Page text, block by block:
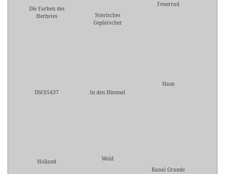
Die Farben des
Herbstes
Stierisches
Geplätscher
Feuerrad
DSC05437 In den Himmel
Haus
Holland
Wald
Kanal Grande